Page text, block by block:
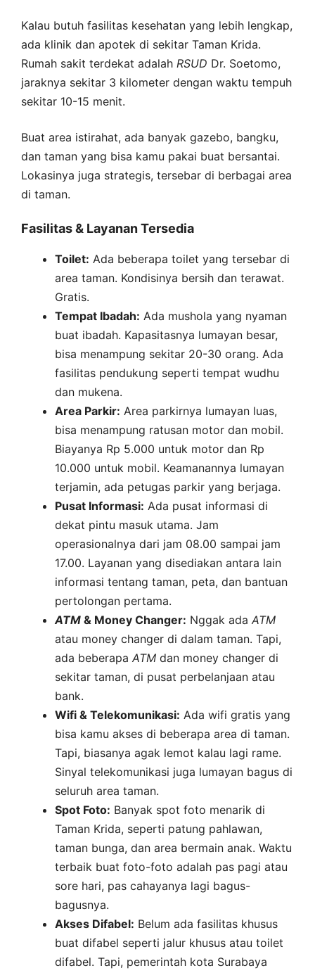
Kalau butuh fasilitas kesehatan yang lebih lengkap,
ada klinik dan apotek di sekitar Taman Krida.
Rumah sakit terdekat adalah RSUD Dr. Soetomo,
jaraknya sekitar 3 kilometer dengan waktu tempuh
sekitar 10-15 menit.
Buat area istirahat, ada banyak gazebo, bangku,
dan taman yang bisa kamu pakai buat bersantai.
Lokasinya juga strategis, tersebar di berbagai area
di taman.
Fasilitas & Layanan Tersedia
Toilet: Ada beberapa toilet yang tersebar di
area taman. Kondisinya bersih dan terawat.
Gratis.
Tempat Ibadah: Ada mushola yang nyaman
buat ibadah. Kapasitasnya lumayan besar,
bisa menampung sekitar 20-30 orang. Ada
fasilitas pendukung seperti tempat wudhu
dan mukena.
Area Parkir: Area parkirnya lumayan luas,
bisa menampung ratusan motor dan mobil.
Biayanya Rp 5.000 untuk motor dan Rp
10.000 untuk mobil. Keamanannya lumayan
terjamin, ada petugas parkir yang berjaga.
Pusat Informasi: Ada pusat informasi di
dekat pintu masuk utama. Jam
operasionalnya dari jam 08.00 sampai jam
17.00. Layanan yang disediakan antara lain
informasi tentang taman, peta, dan bantuan
pertolongan pertama.
ATM & Money Changer: Nggak ada ATM
atau money changer di dalam taman. Tapi,
ada beberapa ATM dan money changer di
sekitar taman, di pusat perbelanjaan atau
bank.
Wifi & Telekomunikasi: Ada wifi gratis yang
bisa kamu akses di beberapa area di taman.
Tapi, biasanya agak lemot kalau lagi rame.
Sinyal telekomunikasi juga lumayan bagus di
seluruh area taman.
Spot Foto: Banyak spot foto menarik di
Taman Krida, seperti patung pahlawan,
taman bunga, dan area bermain anak. Waktu
terbaik buat foto-foto adalah pas pagi atau
sore hari, pas cahayanya lagi bagus-
bagusnya.
Akses Difabel: Belum ada fasilitas khusus
buat difabel seperti jalur khusus atau toilet
difabel. Tapi, pemerintah kota Surabaya